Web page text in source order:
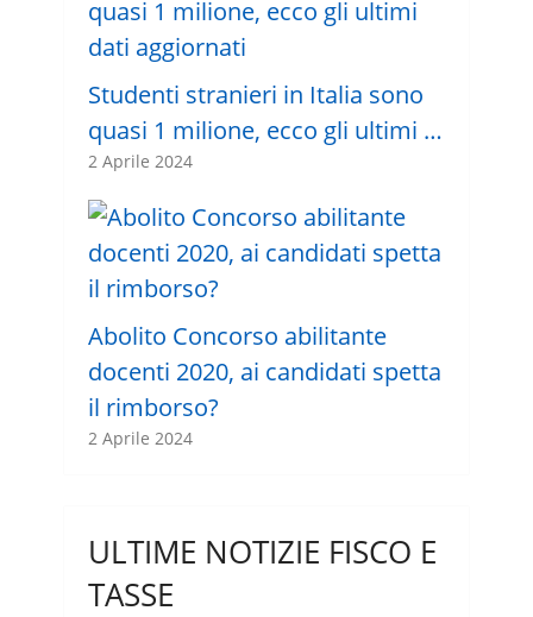
Studenti stranieri in Italia sono
quasi 1 milione, ecco gli ultimi …
2 Aprile 2024
Abolito Concorso abilitante
docenti 2020, ai candidati spetta
il rimborso?
2 Aprile 2024
ULTIME NOTIZIE FISCO E
TASSE